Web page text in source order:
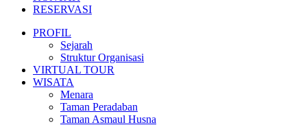
RESERVASI
PROFIL
Sejarah
Struktur Organisasi
VIRTUAL TOUR
WISATA
Menara
Taman Peradaban
Taman Asmaul Husna